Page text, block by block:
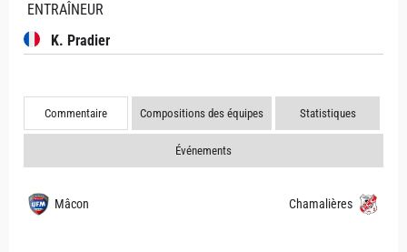
ENTRAÎNEUR
K. Pradier
Commentaire Compositions des équipes Statistiques
Événements
Mâcon Chamalières